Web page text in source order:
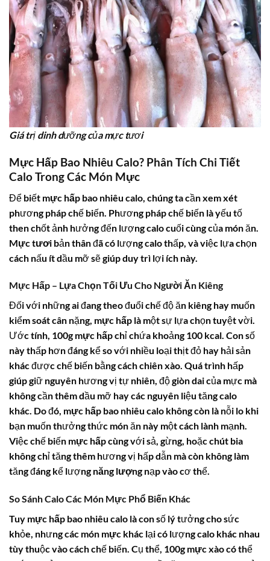
Giá trị dinh dưỡng của mực tươi
Mực Hấp Bao Nhiêu Calo? Phân Tích Chi Tiết
Calo Trong Các Món Mực
Để biết mực hấp bao nhiêu calo , chúng ta cần xem xét
phương pháp chế biến. Phương pháp chế biến là yếu tố
then chốt ảnh hưởng đến lượngcalocuối cùng của món ăn.
Mực tươi bản thân đã có lượng calo thấp, và việc lựa chọn
cách nấu ít dầu mỡ sẽ giúp duy trì lợi ích này.
Mực Hấp – Lựa Chọn Tối Ưu Cho Người Ăn Kiêng
Đối với những ai đang theo đuổi chế độ ăn kiêng hay muốn
kiểm soát cân nặng, mực hấp là một sự lựa chọn tuyệt vời.
Ước tính, 100gmực hấpchỉ chứa khoảng 100 kcal. Con số
này thấp hơn đáng kể so với nhiều loại thịt đỏ hay hải sản
khác được chế biến bằng cách chiên xào. Quá trình hấp
giúp giữ nguyên hương vị tự nhiên, độ giòn dai của mực mà
không cần thêm dầu mỡ hay các nguyên liệu tăngcalo
khác. Do đó, mực hấp bao nhiêu calo không còn là nỗi lo khi
bạn muốn thưởng thức món ăn này một cách lành mạnh.
Việc chế biến mực hấpcùng với sả, gừng, hoặc chút bia
không chỉ tăng thêm hương vị hấp dẫn mà còn không làm
tăng đáng kể lượngnăng lượngnạp vào cơ thể.
So Sánh Calo Các Món Mực Phổ Biến Khác
Tuy mực hấp bao nhiêu calo là con số lý tưởng cho sức
khỏe, nhưng các món mực khác lại có lượng calo khác nhau
tùy thuộc vào cách chế biến. Cụ thể, 100gmực xàocó thể